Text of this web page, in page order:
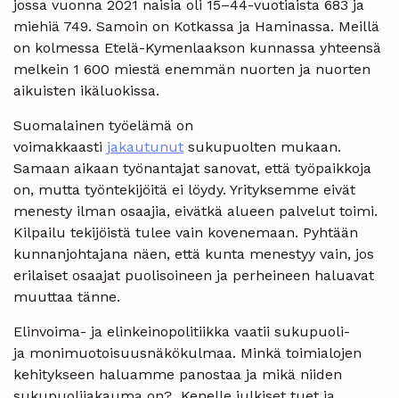
jossa vuonna 2021 naisia oli 15–44-vuotiaista 683 ja
miehiä 749. Samoin on Kotkassa ja Haminassa. Meillä
on kolmessa Etelä-Kymenlaakson kunnassa yhteensä
melkein 1 600 miestä enemmän nuorten ja nuorten
aikuisten ikäluokissa.
Suomalainen työelämä on
voimakkaasti jakautunut sukupuolten mukaan.
Samaan aikaan työnantajat sanovat, että työpaikkoja
on, mutta työntekijöitä ei löydy. Yrityksemme eivät
menesty ilman osaajia, eivätkä alueen palvelut toimi.
Kilpailu tekijöistä tulee vain kovenemaan. Pyhtään
kunnanjohtajana näen, että kunta menestyy vain, jos
erilaiset osaajat puolisoineen ja perheineen haluavat
muuttaa tänne.
Elinvoima- ja elinkeinopolitiikka vaatii sukupuoli-
ja monimuotoisuusnäkökulmaa. Minkä toimialojen
kehitykseen haluamme panostaa ja mikä niiden